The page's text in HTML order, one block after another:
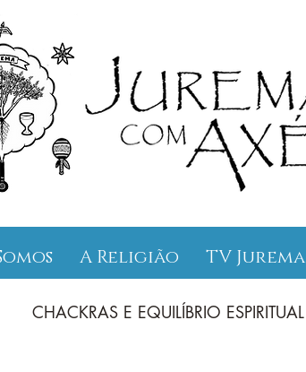
A Religião TV Jurema
CHACKRAS E EQUILÍBRIO ESPIRITUAL